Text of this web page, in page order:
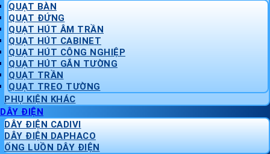
QUẠT BÀN
QUẠT ĐỨNG
QUẠT HÚT ÂM TRẦN
QUẠT HÚT CABINET
QUẠT HÚT CÔNG NGHIỆP
QUẠT HÚT GẮN TƯỜNG
QUẠT TRẦN
QUẠT TREO TƯỜNG
PHỤ KIỆN KHÁC
DÂY ĐIỆN
DÂY ĐIỆN CADIVI
DÂY ĐIỆN DAPHACO
ỐNG LUỒN DÂY ĐIỆN